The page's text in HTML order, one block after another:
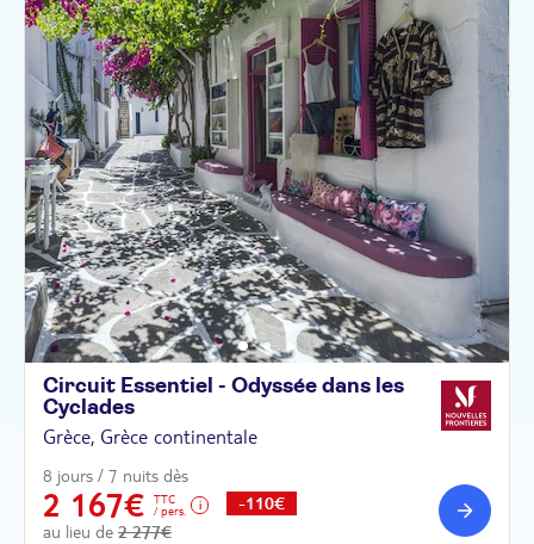
Circuit Essentiel - Odyssée dans les
Cyclades
Grèce, Grèce continentale
8 jours / 7 nuits dès
2 167€
TTC
/ pers.
au lieu de 2 277€
-110€